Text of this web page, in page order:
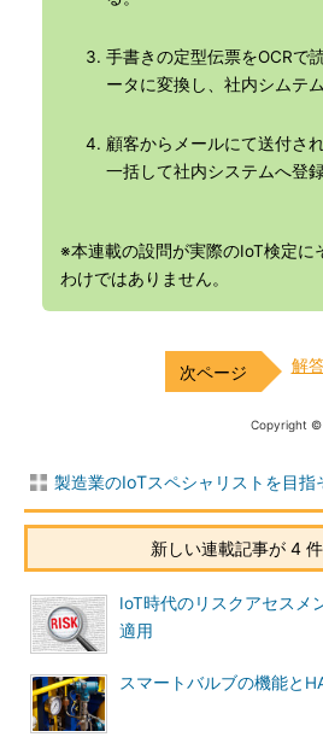
手書きの定型伝票をOCRで
ータに変換し、社内シムテ
顧客からメールにて送付さ
一括して社内システムへ登録
※本連載の設問が実際のIoT検定に
わけではありません。
解
Copyright ©
製造業のIoTスペシャリストを目
新しい連載記事が 4
IoT時代のリスクアセスメ
適用
スマートバルブの機能と